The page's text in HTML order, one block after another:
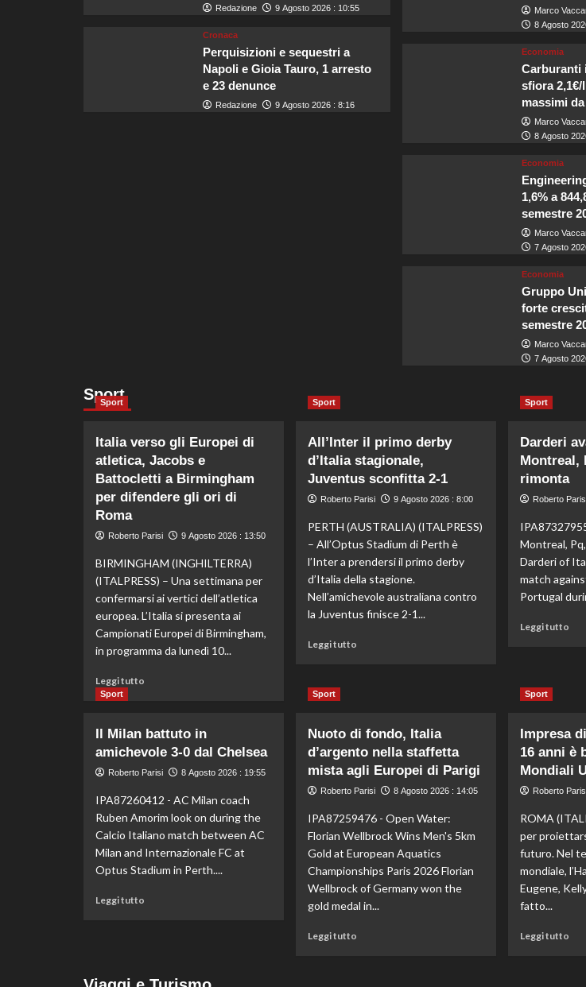
Redazione 9 Agosto 2026 : 10:55
Cronaca
Perquisizioni e sequestri a
Napoli e Gioia Tauro, 1 arresto
e 23 denunce
Redazione 9 Agosto 2026 : 8:16
Marco
8 Agosto
Economia
Carburanti
sfiora 2,1€/
massimi
Marco
8 Agosto
Economia
1,6% a
semestre
Marco
7 Agosto
Economia
Gruppo
forte
semestre
Marco
7 Agosto
Sport
Sport
Italia verso gli Europei di
atletica, Jacobs e
Battocletti a Birmingham
per difendere gli ori di
Roma
Roberto Parisi 9 Agosto 2026 : 13:50
BIRMINGHAM (INGHILTERRA)
(ITALPRESS) – Una settimana per
confermarsi ai vertici dell’atletica
europea. L’Italia si presenta ai
Campionati Europei di Birmingham,
in programma da lunedì 10...
Leggi tuttoLeggi
Italia
verso
gli
di
atletica,
Jacobs
Battocletti
a
per
Roma
Sport
All’Inter il primo derby
d’Italia stagionale,
Juventus sconfitta 2-1
Roberto Parisi 9 Agosto 2026 : 8:00
PERTH (AUSTRALIA) (ITALPRESS)
– All’Optus Stadium di Perth è
l’Inter a prendersi il primo derby
d’Italia della stagione.
Nell’amichevole australiana contro
la Juventus finisce 2-1...
Leggi tuttoLeggi
primo
derby
d’Italia
stagionale,
Juventus
2-
1
Sport
Darderi
Montreal,
rimonta
Roberto
Montreal,
Darderi of
match
Portugal
Leggi tutto
a
Sport
Il Milan battuto in
amichevole 3-0 dal Chelsea
Roberto Parisi 8 Agosto 2026 : 19:55
IPA87260412 - AC Milan coach
Ruben Amorim look on during the
Calcio Italiano match between AC
Milan and Internazionale FC at
Optus Stadium in Perth....
Leggi tuttoLeggi
Sport
Nuoto di fondo, Italia
d’argento nella staffetta
mista agli Europei di Parigi
Roberto Parisi 8 Agosto 2026 : 14:05
IPA87259476 - Open Water:
Florian Wellbrock Wins Men's 5km
Gold at European Aquatics
Championships Paris 2026 Florian
Wellbrock of Germany won the
gold medal in...
Leggi tuttoLeggi
Sport
Impresa
16 anni è
Mondiali
Roberto
ROMA
per
futuro. Nel
mondiale,
Eugene,
fatto...
Leggi tutto